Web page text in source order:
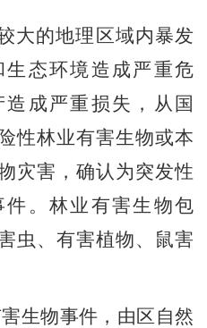
大的地理区域内暴发
态环境造成严重危
成严重损失，从国
性林业有害生物或本
灾害，确认为突发性
。林业有害生物包
虫、有害植物、鼠害
生物事件，由 区自然